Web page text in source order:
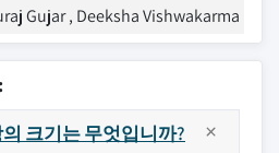
Gujar , Deeksha Vishwakarma
크기는 무엇입니까?